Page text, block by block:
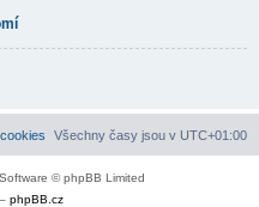
Všechny časy jsou v UTC+01:00
© phpBB Limited
phpBB.cz